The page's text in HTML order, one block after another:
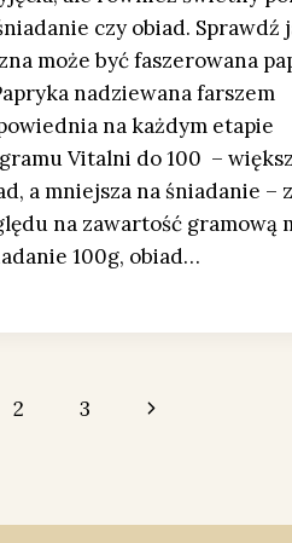
czy obiad. Sprawdź
może być faszerowana
nadziewana farszem
na każdym etapie
Vitalni do 100 –
a mniejsza na śniadanie –
na zawartość gramową
100g, obiad…
2 3
Następna